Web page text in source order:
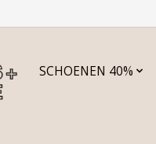
SCHOENEN 40%